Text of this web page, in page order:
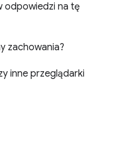
odpowiedzi na tę
zachowania?
inne przeglądarki